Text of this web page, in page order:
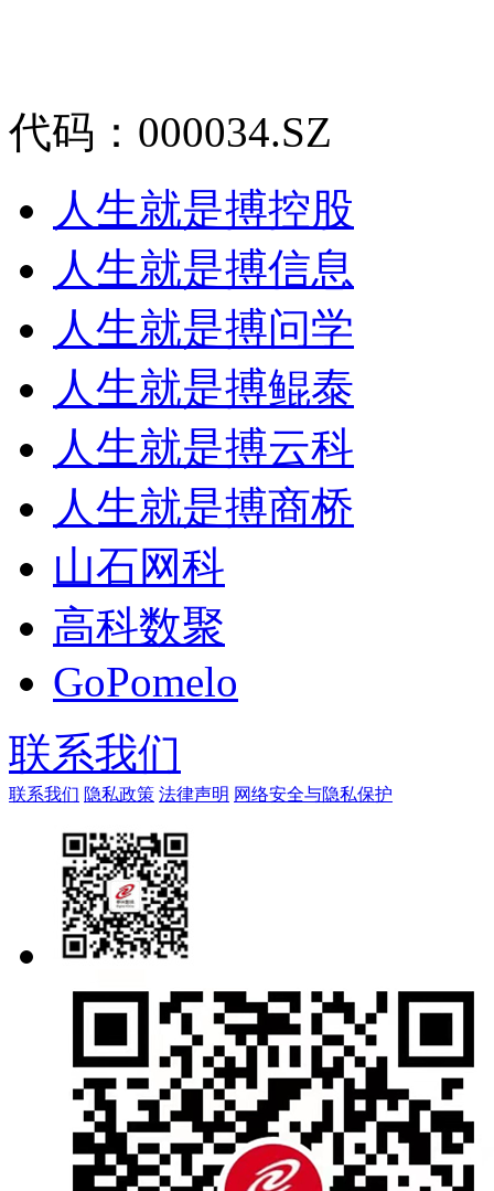
代码：000034.SZ
人生就是搏控股
人生就是搏信息
人生就是搏问学
人生就是搏鲲泰
人生就是搏云科
人生就是搏商桥
山石网科
高科数聚
GoPomelo
联系我们
联系我们 隐私政策 法律声明 网络安全与隐私保护